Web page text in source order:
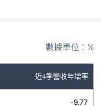
數據單位：%
近4季營收年增率
-9.77